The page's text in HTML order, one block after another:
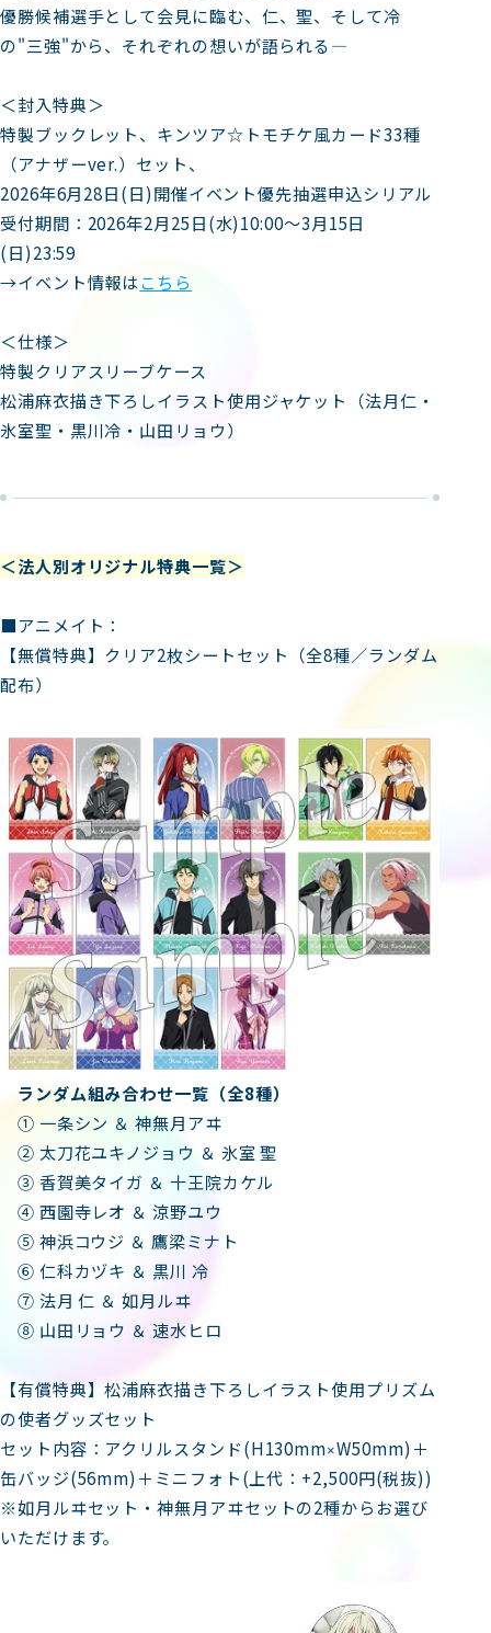
優勝候補選手として会見に臨む、仁、聖、そして冷
の"三強"から、それぞれの想いが語られる―
＜封入特典＞
特製ブックレット、キンツア☆トモチケ風カード33種
（アナザーver.）セット、
2026年6月28日(日)開催イベント優先抽選申込シリアル
受付期間：2026年2月25日(水)10:00～3月15日
(日)23:59
→イベント情報はこちら
＜仕様＞
特製クリアスリーブケース
松浦麻衣描き下ろしイラスト使用ジャケット（法月仁・
氷室聖・黒川冷・山田リョウ）
＜法人別オリジナル特典一覧＞
■アニメイト：
【無償特典】クリア2枚シートセット（全8種／ランダム
配布）
ランダム組み合わせ一覧（全8種）
① 一条シン ＆ 神無月アヰ
② 太刀花ユキノジョウ ＆ 氷室 聖
③ 香賀美タイガ ＆ 十王院カケル
④ 西園寺レオ ＆ 涼野ユウ
⑤ 神浜コウジ ＆ 鷹梁ミナト
⑥ 仁科カヅキ ＆ 黒川 冷
⑦ 法月 仁 ＆ 如月ルヰ
⑧ 山田リョウ ＆ 速水ヒロ
【有償特典】松浦麻衣描き下ろしイラスト使用プリズム
の使者グッズセット
セット内容：アクリルスタンド(H130mm×W50mm)＋
缶バッジ(56mm)＋ミニフォト(上代：+2,500円(税抜))
※如月ルヰセット・神無月アヰセットの2種からお選び
いただけます。